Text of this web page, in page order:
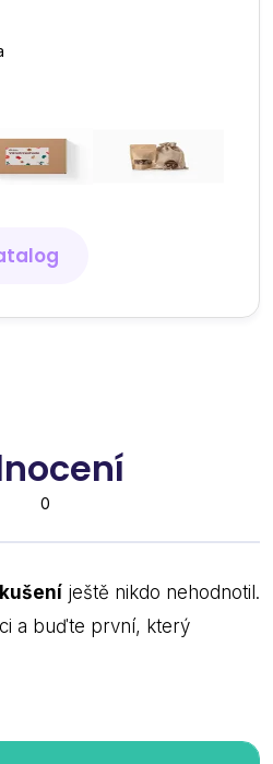
0
ještě nikdo nehodnotil.
a buďte první, který